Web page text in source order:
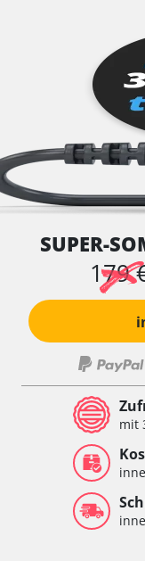
SUPER-
179
mit